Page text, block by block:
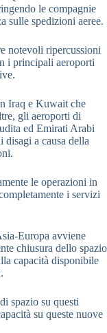
le compagnie
sulle spedizioni aeree.
notevoli ripercussioni
i principali aeroporti
Iraq e Kuwait che
gli aeroporti di
ed Emirati Arabi
a causa della
le operazioni in
i servizi
Europa avviene
chiusura dello spazio
capacità disponibile
spazio su questi
su queste nuove